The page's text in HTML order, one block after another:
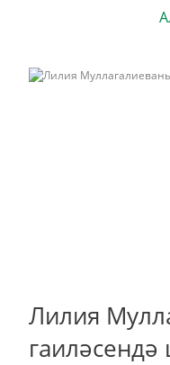
Лилия